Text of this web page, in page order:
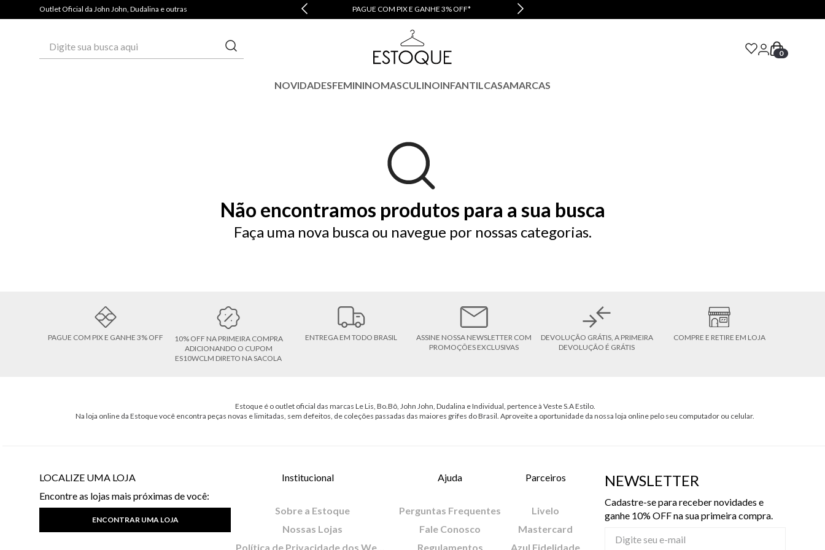
Outlet Oficial da John John, Dudalina e outras PAGUE COM PIX E GANHE 3% OFF*
0
NOVIDADESFEMININOMASCULINOINFANTILCASAMARCAS
Não encontramos produtos para a sua busca
Faça uma nova busca ou navegue por nossas categorias.
PAGUE COM PIX E GANHE 3% OFF
10% OFF NA PRIMEIRA COMPRA
ADICIONANDO O CUPOM
ES10WCLM DIRETO NA SACOLA
ENTREGA EM TODO BRASIL
ASSINE NOSSA NEWSLETTER COM
PROMOÇÕES EXCLUSIVAS
DEVOLUÇÃO GRÁTIS, A PRIMEIRA
DEVOLUÇÃO É GRÁTIS
COMPRE E RETIRE EM LOJA
Estoque é o outlet oficial das marcas Le Lis, Bo.Bô, John John, Dudalina e Individual, pertence à Veste S.A Estilo.
Na loja online da Estoque você encontra peças novas e limitadas, sem defeitos, de coleções passadas das maiores grifes do Brasil. Aproveite a oportunidade da nossa loja online pelo seu computador ou celular.
LOCALIZE UMA LOJA
Encontre as lojas mais próximas de você:
ENCONTRAR UMA LOJA
Institucional
Sobre a Estoque
Nossas Lojas
Ajuda
Perguntas Frequentes
Fale Conosco
Regulamentos
Parceiros
Livelo
Mastercard
Azul Fidelidade
NEWSLETTER
Cadastre-se para receber novidades e
ganhe 10% OFF na sua primeira compra.